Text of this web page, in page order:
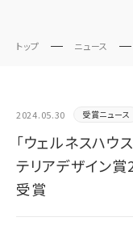
トップ ニュース
2024.05.30 受賞ニュース
「ウェルネスハウ
テリアデザイン
受賞